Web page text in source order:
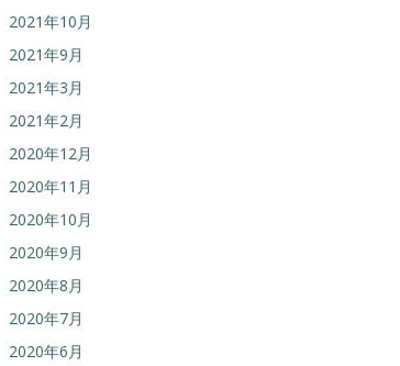
2021年10月
2021年9月
2021年3月
2021年2月
2020年12月
2020年11月
2020年10月
2020年9月
2020年8月
2020年7月
2020年6月